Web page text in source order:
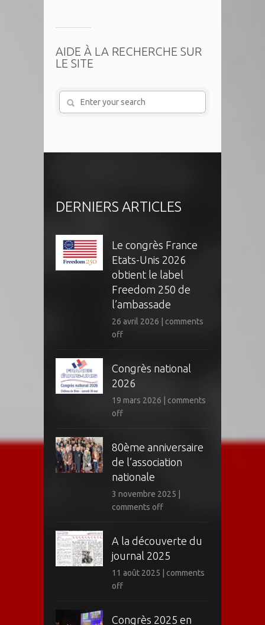
AIDE À LA RECHERCHE SUR
LE SITE
DERNIERS ARTICLES
Le congrès France
Etats-Unis 2026
obtient le label
Freedom 250 de
l’ambassade
26 avril 2026 | comments
off
Congrès national
2026
19 mars 2026 | comments
off
80ème anniversaire
de l’association
nationale
3 novembre 2025 |
comments off
A la découverte du
journal 2025
11 août 2025 | comments
off
Congrès 2025 en